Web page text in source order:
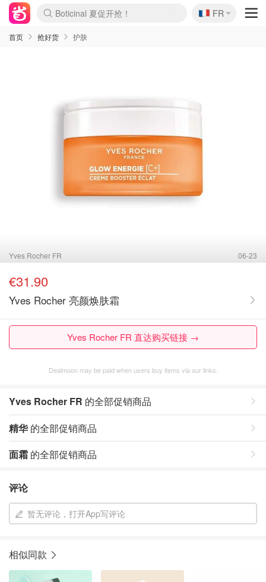
4折！lulu周四疯狂上新
还没结束！&OtherStories大促
Joybuy变相75折 随时失效
速领！Stanley独家85折
疑似霸哥！Camper额外叠85折
Zalando 奥莱闪促！每日更新
Moncler反季囤！5折起+叠9折
Coach Brooklyn仅€192
🇫🇷
FR
首页 抢好货 护肤
Yves Rocher FR 06-23
€31.90
Yves Rocher 亮颜焕肤霜
Yves Rocher FR 直达购买链接 →
Dealmoon may be paid when users buy items via our links.
Yves Rocher FR 的全部促销商品
精华的全部促销商品
面霜 的全部促销商品
评论
暂无评论，打开App写评论
相似同款